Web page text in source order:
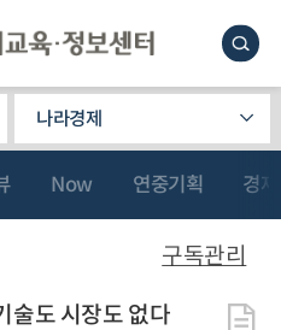
나라경제
Now 연중기획 경
술도 시장도 없다
구독관리